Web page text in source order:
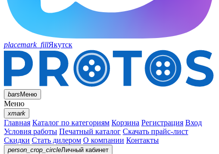
placemark_fillЯкутск
barsМеню
Меню
xmark
Главная Каталог по категориям Корзина Регистрация Вход
Условия работы Печатный каталог Скачать прайс-лист
Скидки Стать дилером О компании Контакты
person_crop_circleЛичный кабинет